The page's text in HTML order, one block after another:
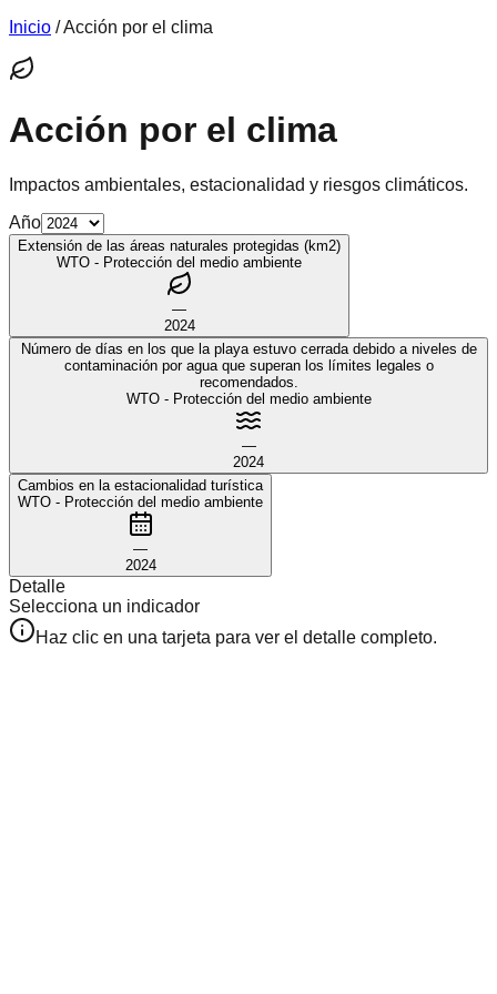
Inicio / Acción por el clima
Acción por el clima
Impactos ambientales, estacionalidad y riesgos climáticos.
Año
Extensión de las áreas naturales protegidas (km2)
WTO - Protección del medio ambiente
—
2024
Número de días en los que la playa estuvo cerrada debido a niveles de
contaminación por agua que superan los límites legales o
recomendados.
WTO - Protección del medio ambiente
—
2024
Cambios en la estacionalidad turística
WTO - Protección del medio ambiente
—
2024
Detalle
Selecciona un indicador
Haz clic en una tarjeta para ver el detalle completo.